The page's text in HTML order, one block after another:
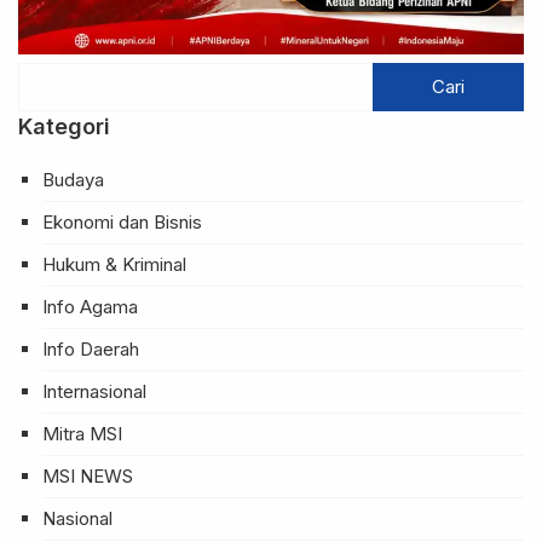
Kategori
Budaya
Ekonomi dan Bisnis
Hukum & Kriminal
Info Agama
Info Daerah
Internasional
Mitra MSI
MSI NEWS
Nasional